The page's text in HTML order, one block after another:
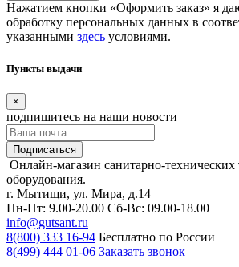
Нажатием кнопки «Оформить заказ» я
обработку персональных данных в
указанными здесь условиями.
Пункты выдачи
×
подпишитесь на наши новости
Подписаться
Онлайн-магазин санитарно-технических
оборудования.
г. Мытищи, ул. Мира, д.14
Пн-Пт: 9.00-20.00 Сб-Вс: 09.00-18.00
info@gutsant.ru
8(800) 333 16-94 Бесплатно по России
8(499) 444 01-06 Заказать звонок